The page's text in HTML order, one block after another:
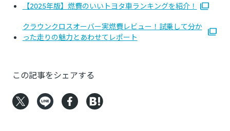
【2025年版】燃費のいいトヨタ車ランキングを紹介！
クラウンクロスオーバー実燃費レビュー！試乗して分か
った走りの魅力とあわせてレポート
この記事をシェアする